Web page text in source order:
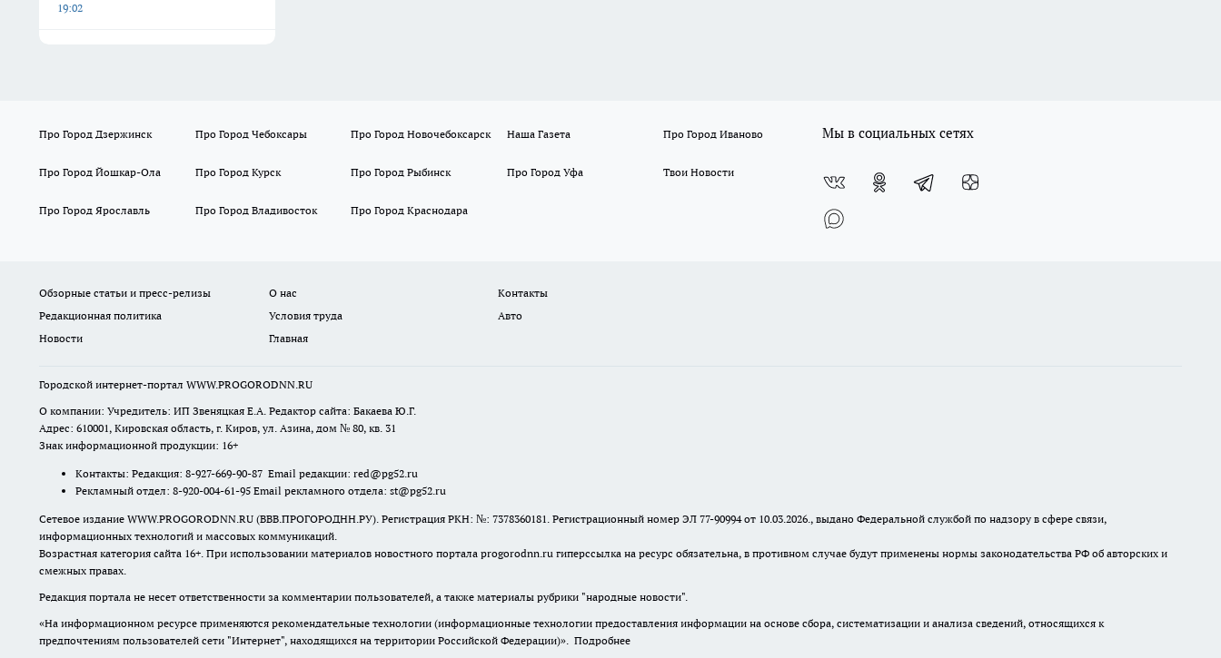
19:02
Про Город Дзержинск Про Город Чебоксары Про Город Новочебоксарск Наша Газета Про Город Иваново
Про Город Йошкар-Ола Про Город Курск Про Город Рыбинск Про Город Уфа Твои Новости
Про Город Ярославль Про Город Владивосток Про Город Краснодара
Мы в социальных сетях
Обзорные статьи и пресс-релизы О нас
Контакты
Редакционная политика
Условия труда
Авто
Новости
Главная
Городской интернет-портал WWW.PROGORODNN.RU
О компании: Учредитель: ИП Звеняцкая Е.А. Редактор сайта: Бакаева Ю.Г.
Адрес: 610001, Кировская область, г. Киров, ул. Азина, дом № 80, кв. 31
Знак информационной продукции: 16+
Контакты: Редакция: 8-927-669-90-87 Email редакции: red@pg52.ru
Рекламный отдел: 8-920-004-61-95 Email рекламного отдела: st@pg52.ru
Сетевое издание WWW.PROGORODNN.RU (ВВВ.ПРОГОРОДНН.РУ). Регистрация РКН: №: 7378360181. Регистрационный номер ЭЛ 77-90994 от 10.03.2026., выдано Федеральной службой по надзору в сфере связи,
информационных технологий и массовых коммуникаций.
Возрастная категория сайта 16+. При использовании материалов новостного портала progorodnn.ru гиперссылка на ресурс обязательна, в противном случае будут применены нормы законодательства РФ об авторских и
смежных правах.
Редакция портала не несет ответственности за комментарии пользователей, а также материалы рубрики "народные новости".
«На информационном ресурсе применяются рекомендательные технологии (информационные технологии предоставления информации на основе сбора, систематизации и анализа сведений, относящихся к
предпочтениям пользователей сети "Интернет", находящихся на территории Российской Федерации)». Подробнее